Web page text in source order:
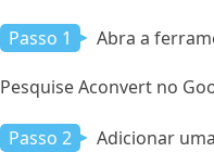
Passo 1 Abra a
Pesquise Aconvert no
Passo 2 Adicionar